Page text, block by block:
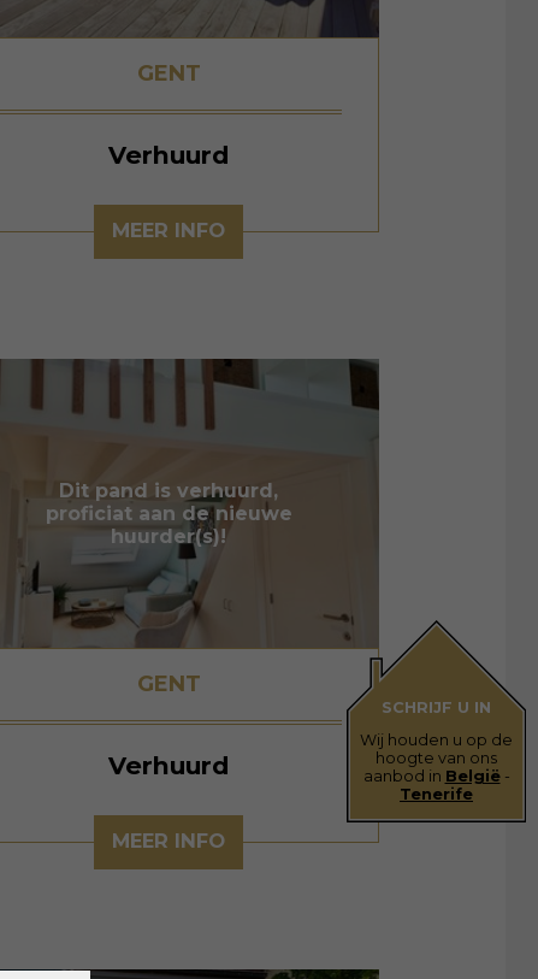
GENT
Verhuurd
MEER INFO
Dit pand is verhuurd,
proficiat aan de nieuwe
huurder(s)!
GENT
Verhuurd
MEER INFO
SCHRIJF U IN
Wij houden u op de
hoogte van ons
aanbod in België-
Tenerife